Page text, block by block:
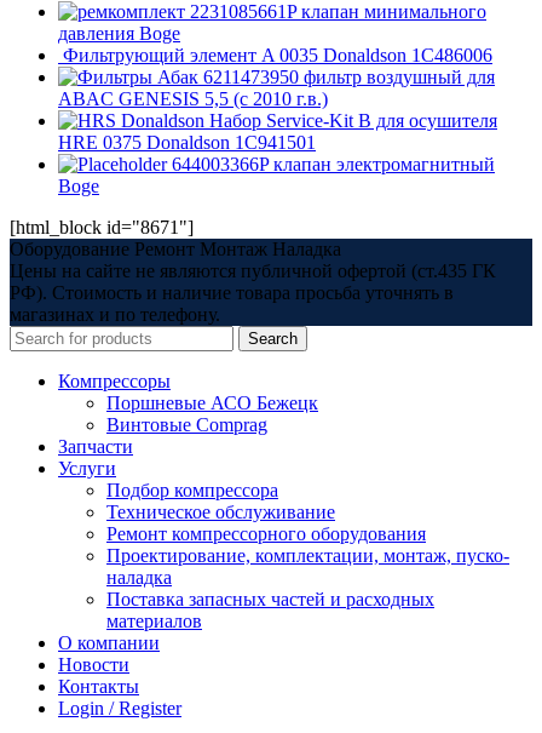
2231085661P клапан минимального
давления Boge
Фильтрующий элемент A 0035 Donaldson 1C486006
6211473950 фильтр воздушный для
ABAC GENESIS 5,5 (с 2010 г.в.)
Набор Service-Kit B для осушителя
HRE 0375 Donaldson 1C941501
644003366P клапан электромагнитный
Boge
[html_block id="8671"]
Оборудование Ремонт Монтаж Наладка
Цены на сайте не являются публичной офертой (ст.435 ГК
РФ). Стоимость и наличие товара просьба уточнять в
магазинах и по телефону.
Search
Компрессоры
Поршневые АСО Бежецк
Винтовые Comprag
Запчасти
Услуги
Подбор компрессора
Техническое обслуживание
Ремонт компрессорного оборудования
Проектирование, комплектации, монтаж, пуско-
наладка
Поставка запасных частей и расходных
материалов
О компании
Новости
Контакты
Login / Register